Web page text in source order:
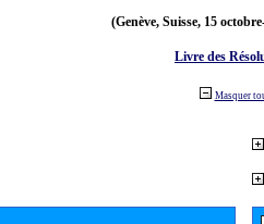
(Genève, Suisse, 15
Livre des
Masquer